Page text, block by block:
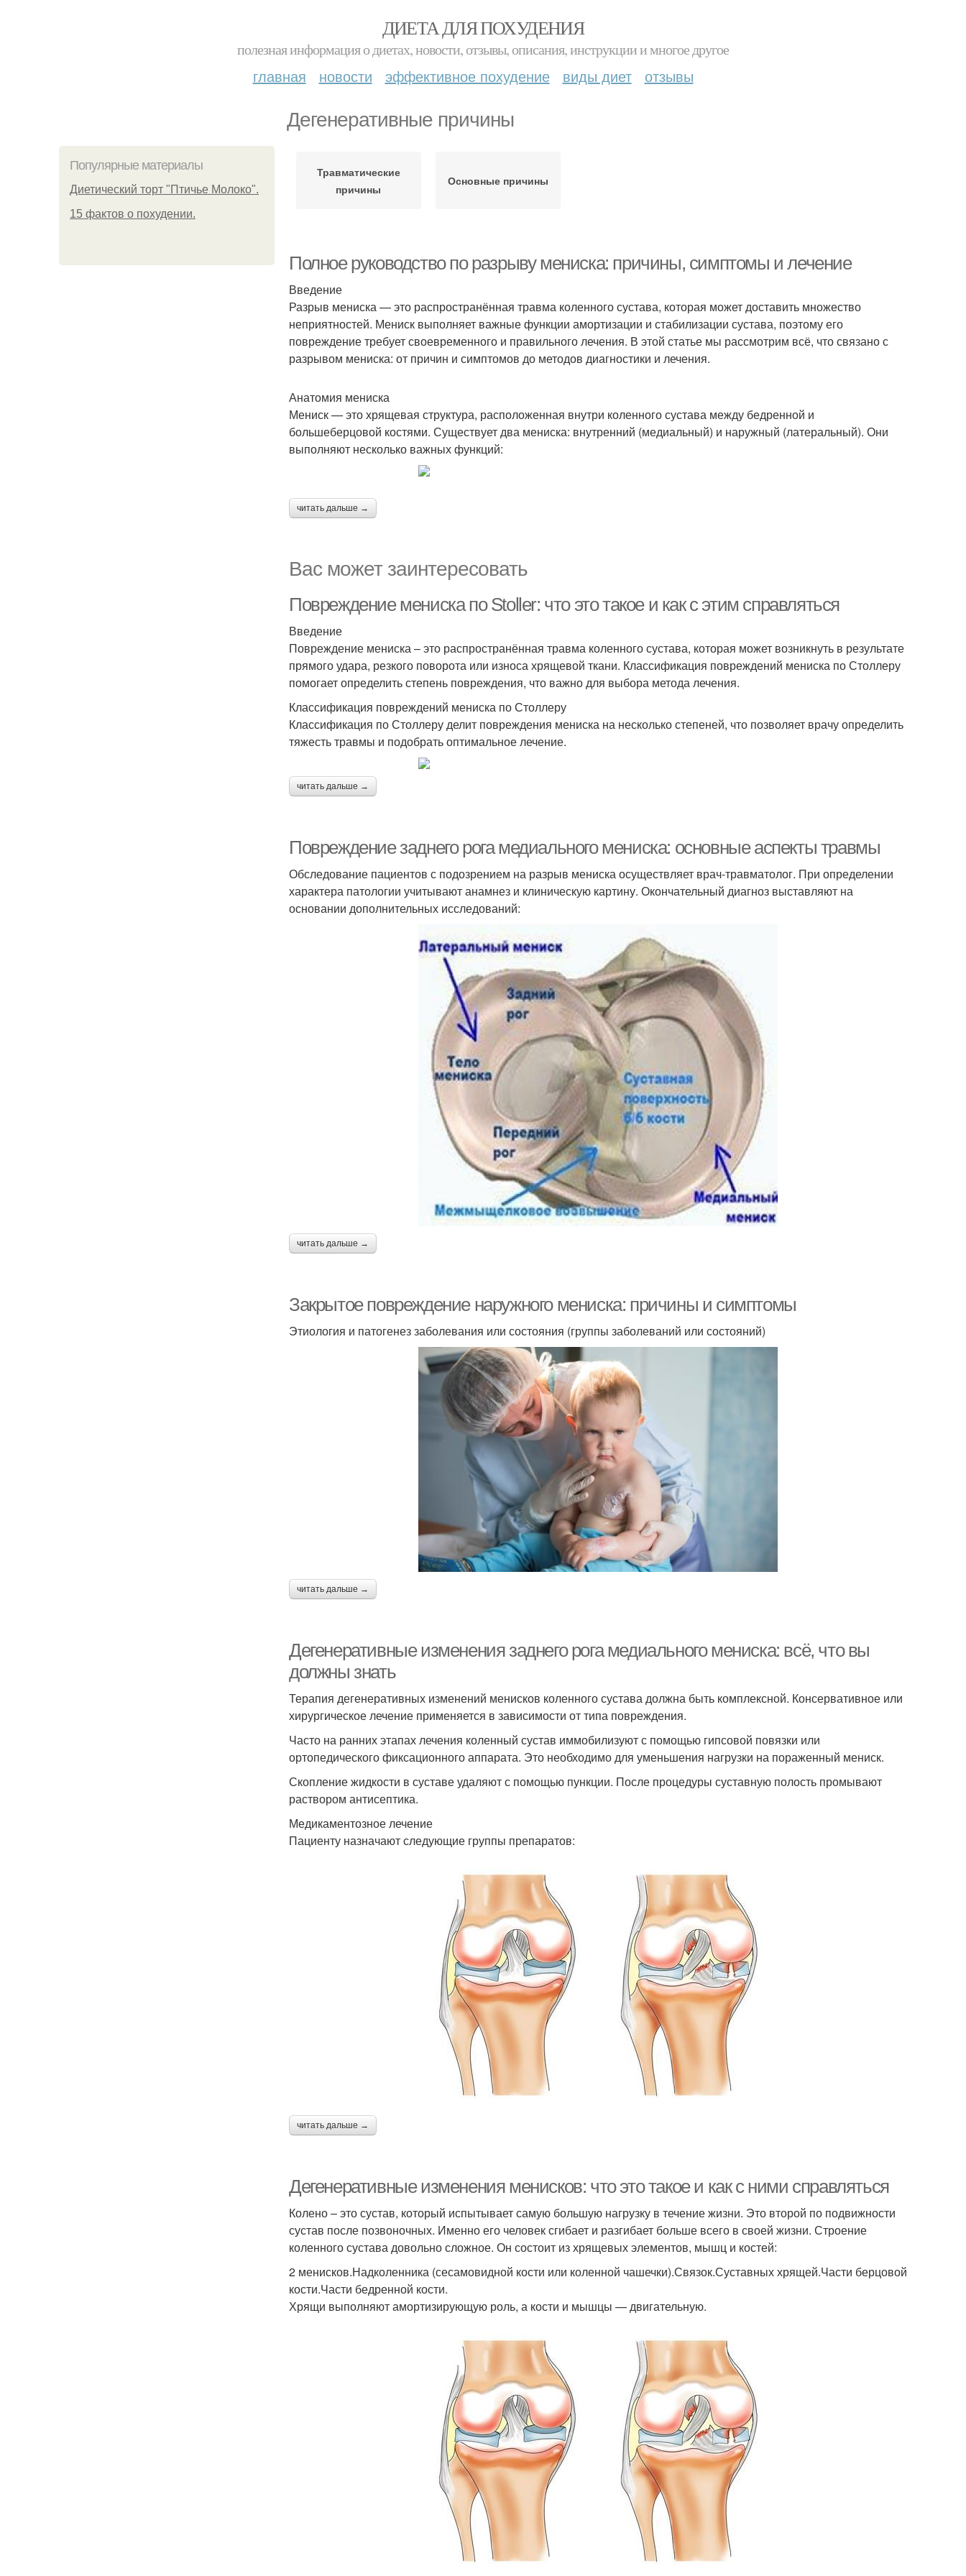
ДИЕТА ДЛЯ ПОХУДЕНИЯ
полезная информация о диетах, новости, отзывы, описания, инструкции и многое другое
главная новости эффективное похудение виды диет отзывы
Дегенеративные причины
Популярные материалы
Диетический торт "Птичье Молоко".
15 фактов о похудении.
Травматические
причины
Основные причины
Полное руководство по разрыву мениска: причины, симптомы и лечение
Введение
Разрыв мениска — это распространённая травма коленного сустава, которая может доставить множество
неприятностей. Мениск выполняет важные функции амортизации и стабилизации сустава, поэтому его
повреждение требует своевременного и правильного лечения. В этой статье мы рассмотрим всё, что связано с
разрывом мениска: от причин и симптомов до методов диагностики и лечения.
Анатомия мениска
Мениск — это хрящевая структура, расположенная внутри коленного сустава между бедренной и
большеберцовой костями. Существует два мениска: внутренний (медиальный) и наружный (латеральный). Они
выполняют несколько важных функций:
читать дальше →
Вас может заинтересовать
Повреждение мениска по Stoller: что это такое и как с этим справляться
Введение
Повреждение мениска – это распространённая травма коленного сустава, которая может возникнуть в результате
прямого удара, резкого поворота или износа хрящевой ткани. Классификация повреждений мениска по Столлеру
помогает определить степень повреждения, что важно для выбора метода лечения.
Классификация повреждений мениска по Столлеру
Классификация по Столлеру делит повреждения мениска на несколько степеней, что позволяет врачу определить
тяжесть травмы и подобрать оптимальное лечение.
читать дальше →
Повреждение заднего рога медиального мениска: основные аспекты травмы
Обследование пациентов с подозрением на разрыв мениска осуществляет врач-травматолог. При определении
характера патологии учитывают анамнез и клиническую картину. Окончательный диагноз выставляют на
основании дополнительных исследований:
читать дальше →
Закрытое повреждение наружного мениска: причины и симптомы
Этиология и патогенез заболевания или состояния (группы заболеваний или состояний)
читать дальше →
Дегенеративные изменения заднего рога медиального мениска: всё, что вы
должны знать
Терапия дегенеративных изменений менисков коленного сустава должна быть комплексной. Консервативное или
хирургическое лечение применяется в зависимости от типа повреждения.
Часто на ранних этапах лечения коленный сустав иммобилизуют с помощью гипсовой повязки или
ортопедического фиксационного аппарата. Это необходимо для уменьшения нагрузки на пораженный мениск.
Скопление жидкости в суставе удаляют с помощью пункции. После процедуры суставную полость промывают
раствором антисептика.
Медикаментозное лечение
Пациенту назначают следующие группы препаратов:
читать дальше →
Дегенеративные изменения менисков: что это такое и как с ними справляться
Колено – это сустав, который испытывает самую большую нагрузку в течение жизни. Это второй по подвижности
сустав после позвоночных. Именно его человек сгибает и разгибает больше всего в своей жизни. Строение
коленного сустава довольно сложное. Он состоит из хрящевых элементов, мышц и костей:
2 менисков.Надколенника (сесамовидной кости или коленной чашечки).Связок.Суставных хрящей.Части берцовой
кости.Части бедренной кости.
Хрящи выполняют амортизирующую роль, а кости и мышцы — двигательную.